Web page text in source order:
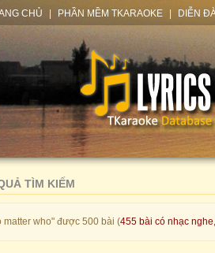
CHỦ PHẦN MỀM TKARAOKE DIỄN
TÌM KIẾM
matter who" được 500 bài (455 bài có nhạc